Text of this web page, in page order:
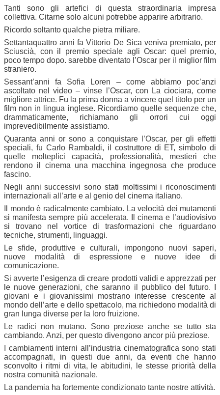
Tanti sono gli artefici di questa straordinaria impresa
collettiva. Citarne solo alcuni potrebbe apparire arbitrario.
Ricordo soltanto qualche pietra miliare.
Settantaquattro anni fa Vittorio De Sica veniva premiato, per
Sciuscià, con il premio speciale agli Oscar: quel premio,
poco tempo dopo. sarebbe diventato l’Oscar per il miglior film
straniero.
Sessant’anni fa Sofia Loren – come abbiamo poc’anzi
ascoltato nel video – vinse l’Oscar, con La ciociara, come
migliore attrice. Fu la prima donna a vincere quel titolo per un
film non in lingua inglese. Ricordiamo quelle sequenze che,
drammaticamente, richiamano gli orrori cui oggi
imprevedibilmente assistiamo.
Quaranta anni or sono a conquistare l’Oscar, per gli effetti
speciali, fu Carlo Rambaldi, il costruttore di ET, simbolo di
quelle molteplici capacità, professionalità, mestieri che
rendono il cinema una macchina ingegnosa che produce
fascino.
Negli anni successivi sono stati moltissimi i riconoscimenti
internazionali all’arte e al genio del cinema italiano.
Il mondo è radicalmente cambiato. La velocità dei mutamenti
si manifesta sempre più accelerata. Il cinema e l’audiovisivo
si trovano nel vortice di trasformazioni che riguardano
tecniche, strumenti, linguaggi.
Le sfide, produttive e culturali, impongono nuovi saperi,
nuove modalità di espressione e nuove idee di
comunicazione.
Si avverte l’esigenza di creare prodotti validi e apprezzati per
le nuove generazioni, che saranno il pubblico del futuro. I
giovani e i giovanissimi mostrano interesse crescente al
mondo dell’arte e dello spettacolo, ma richiedono modalità di
gran lunga diverse per la loro fruizione.
Le radici non mutano. Sono preziose anche se tutto sta
cambiando. Anzi, per questo divengono ancor più preziose.
I cambiamenti interni all’industria cinematografica sono stati
accompagnati, in questi due anni, da eventi che hanno
sconvolto i ritmi di vita, le abitudini, le stesse priorità della
nostra comunità nazionale.
La pandemia ha fortemente condizionato tante nostre attività.